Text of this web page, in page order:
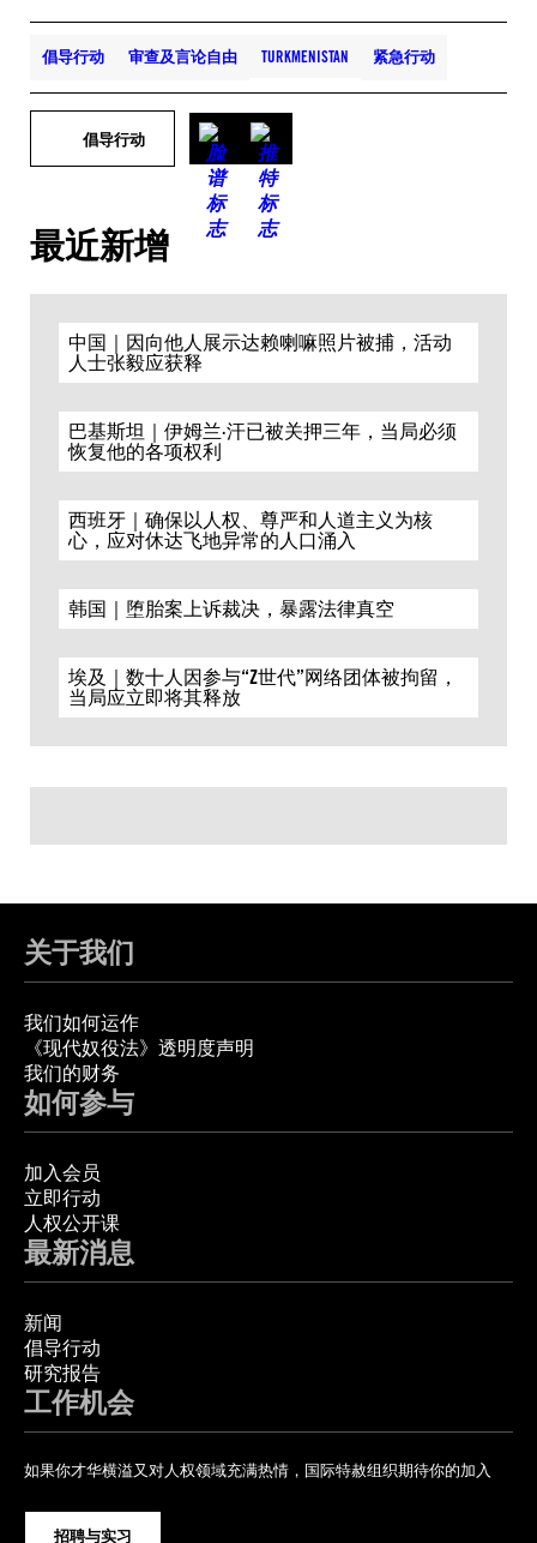
倡导行动 审查及言论自由 TURKMENISTAN 紧急行动
倡导行动
最近新增
中国｜因向他人展示达赖喇嘛照片被捕，活动
人士张毅应获释
巴基斯坦｜伊姆兰·汗已被关押三年，当局必须
恢复他的各项权利
西班牙｜确保以人权、尊严和人道主义为核
心，应对休达飞地异常的人口涌入
韩国｜堕胎案上诉裁决，暴露法律真空
埃及｜数十人因参与“Z世代”网络团体被拘留，
当局应立即将其释放
关于我们
我们如何运作
《现代奴役法》透明度声明
我们的财务
如何参与
加入会员
立即行动
人权公开课
最新消息
新闻
倡导行动
研究报告
工作机会
如果你才华横溢又对人权领域充满热情，国际特赦组织期待你的加入
招聘与实习